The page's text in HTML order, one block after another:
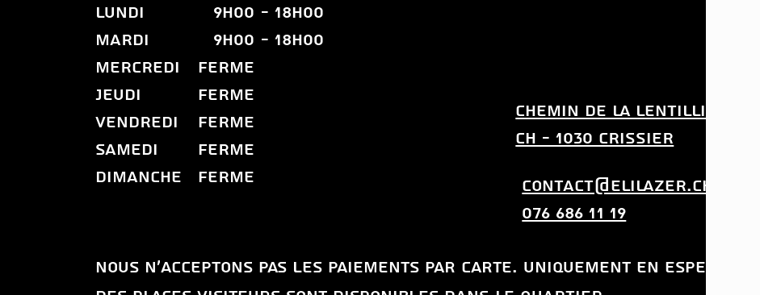
LUNDI
MARDI
MERCREDI
JEUDI
VENDREDI
SAMEDI
DIMANCHE
9h00
9H00
FERME
FERME
FERME
FERME
FERME
- 18H00
- 18H00
CHEMIN DE LA LENTILLIERES 13
CH - 1030 CRISSIER
CONTACT@ELILAZER.CH
076 686 11 19
Nous n'acceptons pas les paiements par carte. uniquement en espece